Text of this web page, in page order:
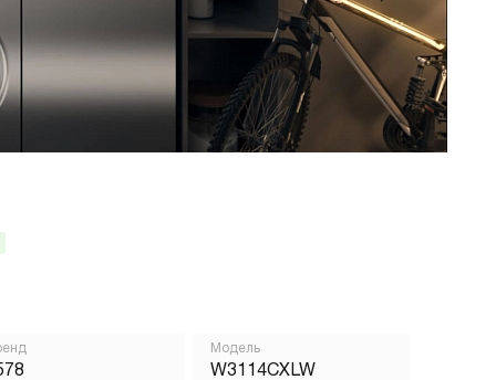
Модель
W3114CXLW